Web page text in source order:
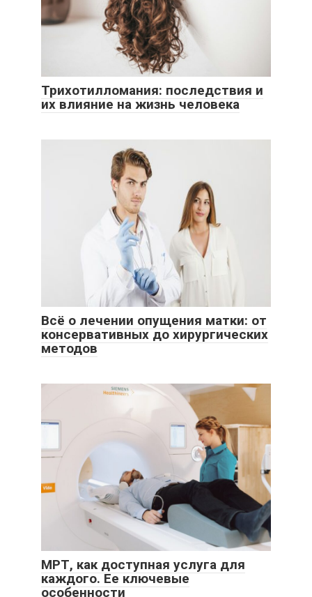
Трихотилломания: последствия и
их влияние на жизнь человека
Всё о лечении опущения матки: от
консервативных до хирургических
методов
МРТ, как доступная услуга для
каждого. Ее ключевые
особенности